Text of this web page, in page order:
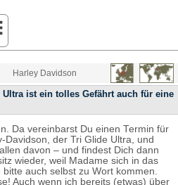
Harley Davidson
Ultra ist ein tolles Gefährt auch für eine
Da vereinbarst Du einen Termin für
Davidson, der Tri Glide Ultra, und
davon – und findest Dich dann
wieder, weil Madame sich in das
auch selbst zu Wort kommen.
Auch wenn ich bereits (etwas) über